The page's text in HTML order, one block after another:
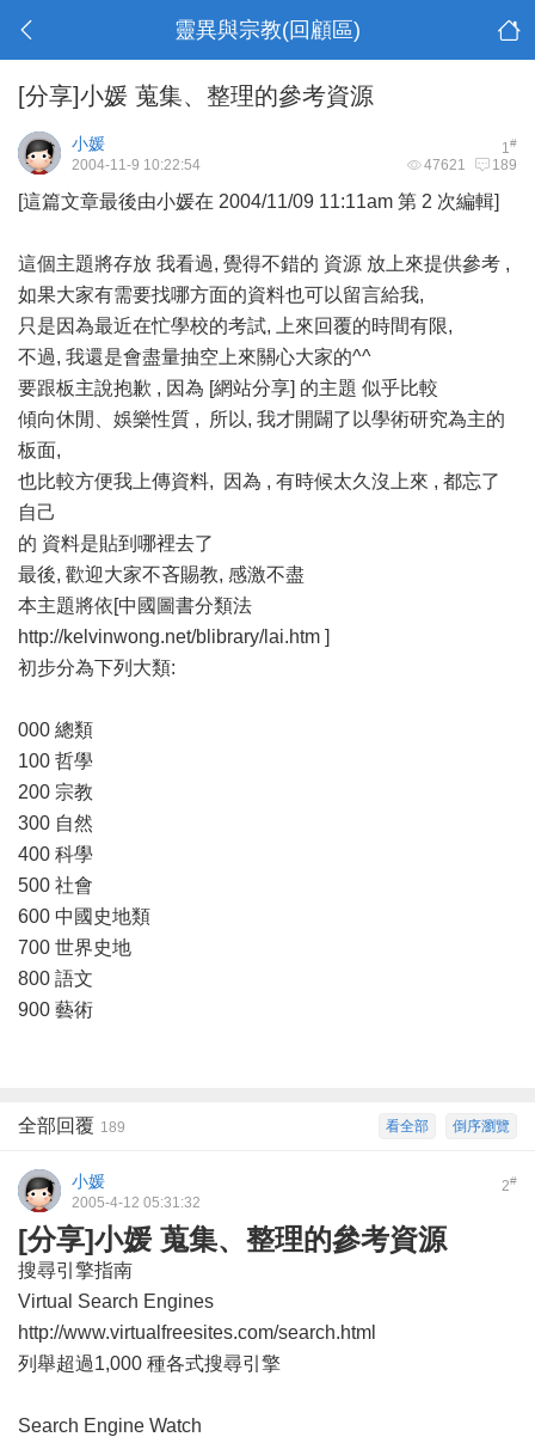
靈異與宗教(回顧區)
[分享]小媛 蒐集、整理的參考資源
1#
小媛
47621 189
2004-11-9 10:22:54
[這篇文章最後由小媛在 2004/11/09 11:11am 第 2 次編輯]
這個主題將存放 我看過, 覺得不錯的 資源 放上來提供參考 ,
如果大家有需要找哪方面的資料也可以留言給我,
只是因為最近在忙學校的考試, 上來回覆的時間有限,
不過, 我還是會盡量抽空上來關心大家的^^
要跟板主說抱歉 , 因為 [網站分享] 的主題 似乎比較
傾向休閒、娛樂性質 , 所以, 我才開闢了以學術研究為主的
板面,
也比較方便我上傳資料, 因為 , 有時候太久沒上來 , 都忘了
自己
的 資料是貼到哪裡去了
最後, 歡迎大家不吝賜教, 感激不盡
本主題將依[中國圖書分類法
http://kelvinwong.net/blibrary/lai.htm ]
初步分為下列大類:
000 總類
100 哲學
200 宗教
300 自然
400 科學
500 社會
600 中國史地類
700 世界史地
800 語文
900 藝術
倒序瀏覽
看全部
全部回覆 189
2#
小媛
2005-4-12 05:31:32
[分享]小媛 蒐集、整理的參考資源
搜尋引擎指南
Virtual Search Engines
http://www.virtualfreesites.com/search.html
列舉超過1,000 種各式搜尋引擎
Search Engine Watch